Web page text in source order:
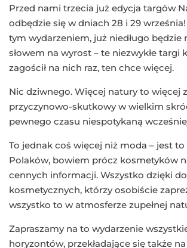
Przed nami trzecia już edycja targów
odbędzie się w dniach 28 i 29
tym wydarzeniem, już niedługo będzie
słowem na wyrost – te niezwykłe
zagościł na nich raz, ten chce więcej.
Nic dziwnego. Więcej natury to więcej
przyczynowo-skutkowy w wielkim
pewnego czasu niespotykaną
To jednak coś więcej niż moda – jest
Polaków, bowiem prócz kosmetyków
cennych informacji. Wszystko dzięki
kosmetycznych, którzy osobiście
wszystko to w atmosferze zupełnej
Zapraszamy na to wydarzenie
horyzontów, przekładające się także